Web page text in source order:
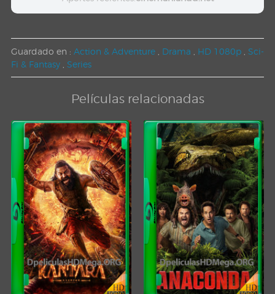
Guardado en : Action & Adventure Drama HD 1080p
Sci-
Fi & Fantasy
Series
Películas relacionadas